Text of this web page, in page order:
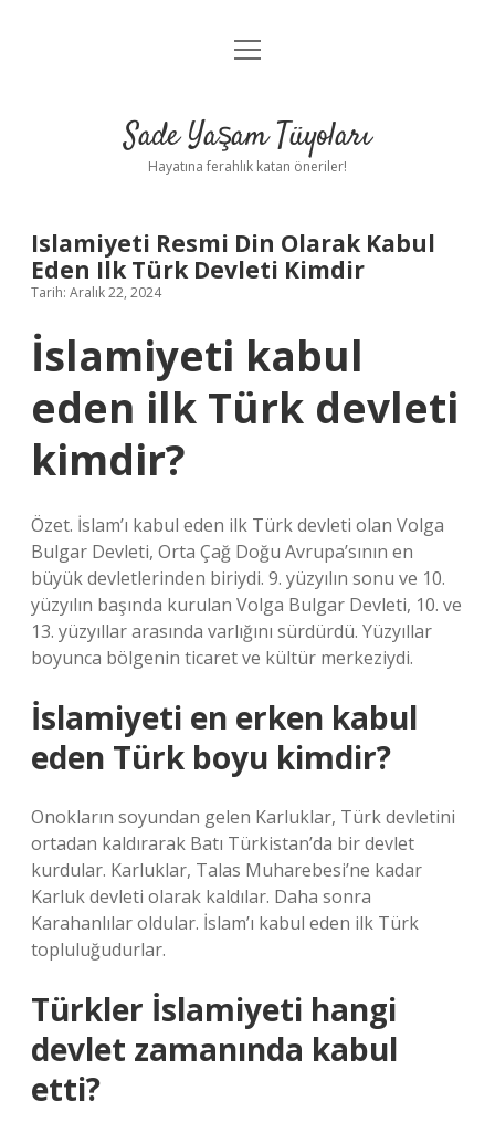
Anasayfa
Yasal Uyarı
menüyü
Sade Yaşam Tüyoları
Hayatına ferahlık katan öneriler!
Islamiyeti Resmi Din Olarak Kabul
Eden Ilk Türk Devleti Kimdir
Tarih: Aralık 22, 2024
İslamiyeti kabul
eden ilk Türk devleti
kimdir?
Özet. İslam’ı kabul eden ilk Türk devleti olan Volga
Bulgar Devleti, Orta Çağ Doğu Avrupa’sının en
büyük devletlerinden biriydi. 9. yüzyılın sonu ve 10.
yüzyılın başında kurulan Volga Bulgar Devleti, 10. ve
13. yüzyıllar arasında varlığını sürdürdü. Yüzyıllar
boyunca bölgenin ticaret ve kültür merkeziydi.
İslamiyeti en erken kabul
eden Türk boyu kimdir?
Onokların soyundan gelen Karluklar, Türk devletini
ortadan kaldırarak Batı Türkistan’da bir devlet
kurdular. Karluklar, Talas Muharebesi’ne kadar
Karluk devleti olarak kaldılar. Daha sonra
Karahanlılar oldular. İslam’ı kabul eden ilk Türk
topluluğudurlar.
Türkler İslamiyeti hangi
devlet zamanında kabul
etti?